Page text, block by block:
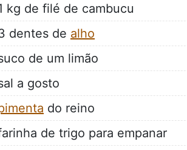
kg de filé de cambucu
dentes de alho
de um limão
a gosto
do reino
de trigo para empanar